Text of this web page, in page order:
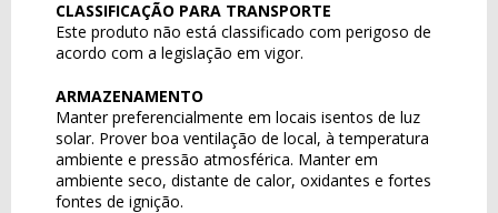
CLASSIFICAÇÃO PARA TRANSPORTE
Este produto não está classificado com perigoso de
acordo com a legislação em vigor.
ARMAZENAMENTO
Manter preferencialmente em locais isentos de luz
solar. Prover boa ventilação de local, à temperatura
ambiente e pressão atmosférica. Manter em
ambiente seco, distante de calor, oxidantes e fortes
fontes de ignição.